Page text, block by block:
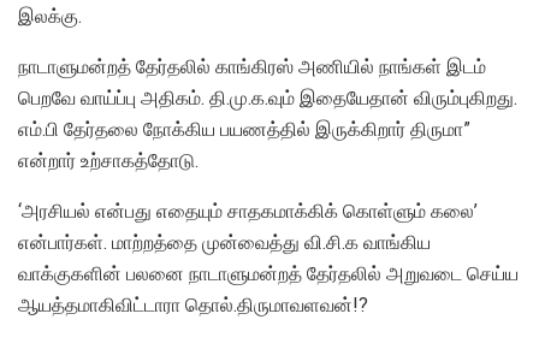
இலக்கு.
நாடாளுமன்றத் தேர்தலில் காங்கிரஸ் அணியில் நாங்கள் இடம்
பெறவே வாய்ப்பு அதிகம். தி.மு.க.வும் இதையேதான் விரும்புகிறது.
எம்.பி தேர்தலை நோக்கிய பயணத்தில் இருக்கிறார் திருமா”
என்றார் உற்சாகத்தோடு.
‘அரசியல் என்பது எதையும் சாதகமாக்கிக் கொள்ளும் கலை’
என்பார்கள். மாற்றத்தை முன்வைத்து வி.சி.க வாங்கிய
வாக்குகளின் பலனை நாடாளுமன்றத் தேர்தலில் அறுவடை செய்ய
ஆயத்தமாகிவிட்டாரா தொல்.திருமாவளவன்!?